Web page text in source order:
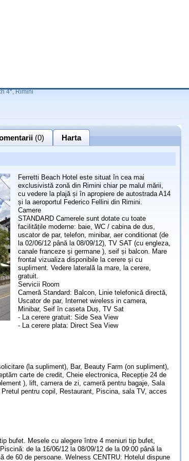
4*, Rimini
(0) Harta
Ferretti Beach Hotel este situat în cea mai
exclusivistă zonă din Rimini chiar pe malul mării,
cu vedere la plajă și în apropiere de autostrada A14
și la aeroportul Federico Fellini din Rimini.
Camere
STANDARD Camerele sunt dotate cu toate
facilitățile moderne: baie, WC / cabina de dus,
uscator de par, telefon, minibar, aer conditionat (de
la 02/06/12 până la 08/09/12), TV SAT (cu engleza,
canale franceze și germane ), seif și balcon. Mare
frontal vizualiza disponibile la cerere și cu
supliment. Vedere laterală la mare, la cerere,
gratuit.
Servicii Room
Cameră Standard: Balcon, Linie telefonică directă,
Uscator de par, Internet wireless in camera,
Minibar, Seif în caseta Duș, TV Sat
- La cerere gratuit: Side Sea View
- La cerere plata: Direct Sea View
(la supliment), Bar, Beauty Farm (on supliment),
carte de credit, Cheie electronica, Recepție 24 de
), lift, camera de zi, cameră pentru bagaje, Sala
pentru copil, Restaurant, Piscina, sala TV, acces
bufet. Mesele cu alegere între 4 meniuri tip bufet,
de la 16/06/12 la 08/09/12 de la 09:00 până la
de 60 de persoane. Welness CENTRU: Hotelul dispune